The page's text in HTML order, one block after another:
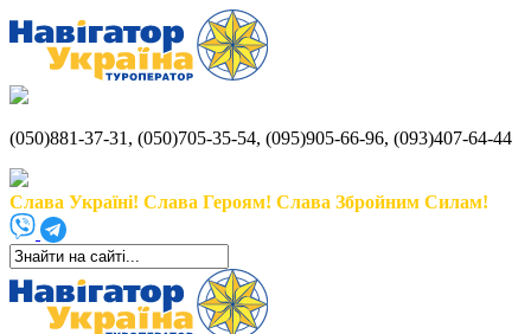
(050)881-37-31, (050)705-35-54, (095)905-66-96, (093)407-64-44
Слава Україні! Слава Героям! Слава Збройним Силам!